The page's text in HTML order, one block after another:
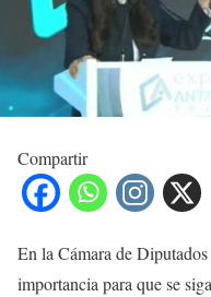
Compartir
En la Cámara de
importancia para que se